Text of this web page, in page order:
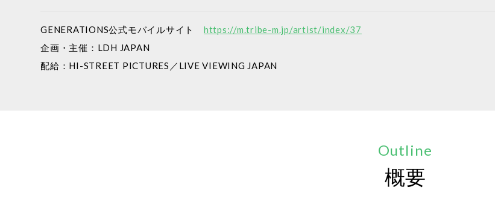
GENERATIONS公式モバイルサイト https://m.tribe-m.jp/artist/index/37
企画・主催：LDH JAPAN
配給：HI-STREET PICTURES／LIVE VIEWING JAPAN
Outline
概要